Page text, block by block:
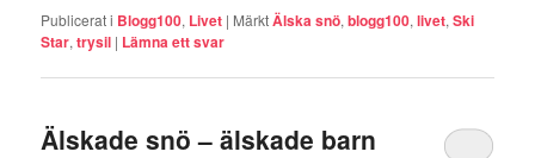
Publicerat i Blogg100, Livet | MärktÄlska snö,blogg100,livet,Ski
Star,trysil | Lämna ett svar
Älskade snö – älskade barn